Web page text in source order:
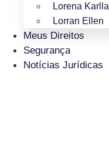
Lorena Karlla
Lorran Ellen
Meus Direitos
Segurança
Notícias Jurídicas